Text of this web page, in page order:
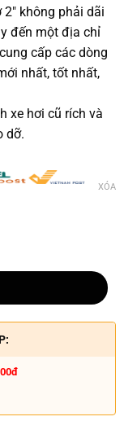
không phải dãi
đến một địa chỉ
cấp các dòng
nhất, tốt nhất,
xe hơi cũ rích và
dỡ.
XÓA